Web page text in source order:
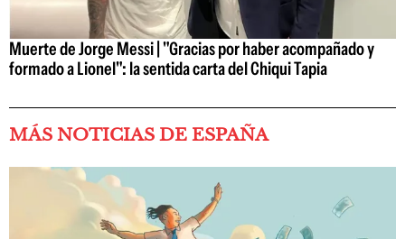
Muerte de Jorge Messi | "Gracias por haber acompañado y
formado a Lionel": la sentida carta del Chiqui Tapia
MÁS NOTICIAS DE ESPAÑA